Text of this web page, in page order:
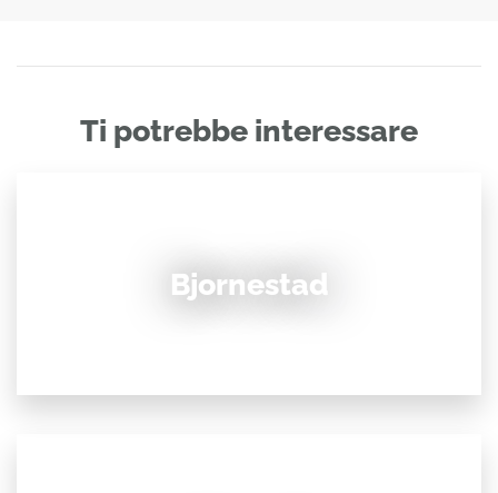
Ti potrebbe interessare
Bjornestad